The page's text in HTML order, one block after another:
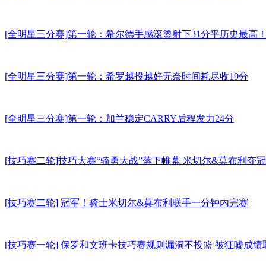
[全明星三分赛]第一轮：希尔德手感滚烫射下31分平历史最高！
[全明星三分赛]第一轮：希罗越投越好无奈时间耗尽收19分
[全明星三分赛]第一轮：加兰稳定CARRY后程发力24分
[技巧赛二轮]技巧大赛“骑勇大战”落下帷幕 米切尔&莫布利夺冠
[技巧赛二轮] 冠军！骑士米切尔&莫布利联手一分钟内完赛
[技巧赛一轮] 保罗和文班卡技巧赛规则漏洞不投篮 被狂嘘成绩取